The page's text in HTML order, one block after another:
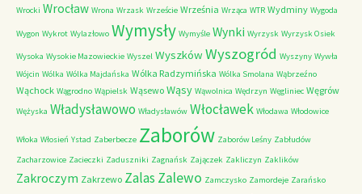
Wrocki Wrocław Wrona Wrzask Wrzeście Września Wrząca WTR Wydminy Wygoda
Wygon Wykrot Wylazłowo Wymysły Wymyśle Wynki Wyrzysk Wyrzysk Osiek
Wysoka Wysokie Mazowieckie Wyszel WyszkówWyszogród Wyszyny Wywła
Wójcin Wólka Wólka Majdańska Wólka Radzymińska Wólka Smolana Wąbrzeźno
Wąchock Wągrodno Wąpielsk Wąsewo Wąsy Wąwolnica Wędrzyn Węgliniec Węgrów
Wężyska Władysławowo Władysławów Włocławek Włodawa Włodowice
Włoka Włosień Ystad Zaberbecze Zaborów Zaborów Leśny Zabłudów
Zacharzowice Zacieczki Zaduszniki Zagnańsk Zajączek Zakliczyn Zaklików
Zakroczym Zakrzewo ZalasZalewo Zamczysko Zamordeje Zarańsko